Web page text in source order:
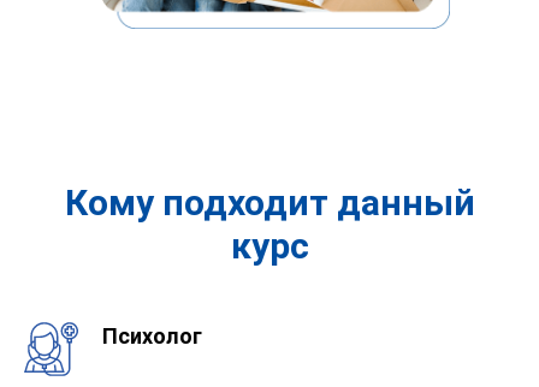
Кому подходит данный
курс
Психолог